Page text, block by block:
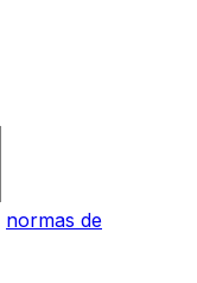
normas de